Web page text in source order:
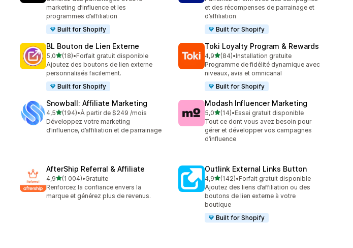
marketing d’influence et les
programmes d’affiliation
Built for Shopify
et des récompenses de parrainage et
d’affiliation
Built for Shopify
BL Bouton de Lien Externe
5,0étoile(s) sur 5
(18)
18 avis au total
•Forfait gratuit disponible
Ajoutez des boutons de lien externe
personnalisés facilement.
Built for Shopify
Toki Loyalty Program & Rewards
4,9étoile(s) sur 5
(84)
84 avis au total
•Installation gratuite
Programme de fidélité dynamique avec
niveaux, avis et omnicanal
Built for Shopify
Snowball: Affiliate Marketing
4,5étoile(s) sur 5
(194)
194 avis au total
•À partir de $249 /mois
Développez votre marketing
d’influence, d’affiliation et de parrainage
Modash Influencer Marketing
5,0étoile(s) sur 5
(14)
14 avis au total
•Essai gratuit disponible
Tout ce dont vous avez besoin pour
gérer et développer vos campagnes
d’influence
AfterShip Referral & Affiliate
4,9étoile(s) sur 5
(1 004)
1004 avis au total
•Gratuite
Renforcez la confiance envers la
marque et générez plus de revenus.
Outlink External Links Button
4,9étoile(s) sur 5
(142)
142 avis au total
•Forfait gratuit disponible
Ajoutez des liens d’affiliation ou des
boutons de lien externe à votre
boutique
Built for Shopify